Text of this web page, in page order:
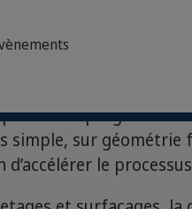
de
simple, sur
le